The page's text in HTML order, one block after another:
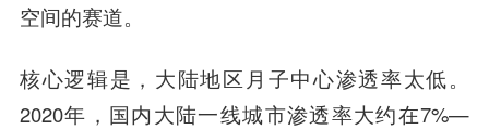
空间的赛道。
核心逻辑是，大陆地区月子中心渗透率太低。
2020年，国内大陆一线城市渗透率大约在7%—